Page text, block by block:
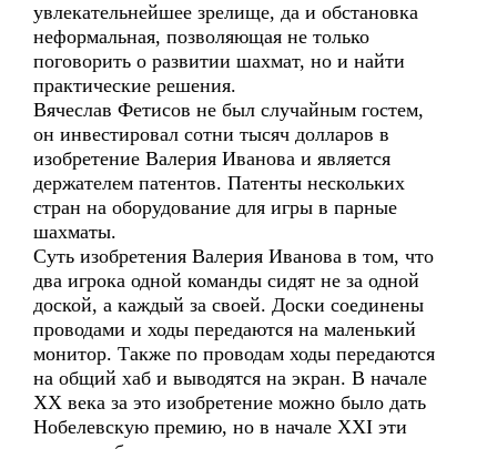
увлекательнейшее зрелище, да и обстановка
неформальная, позволяющая не только
поговорить о развитии шахмат, но и найти
практические решения.
Вячеслав Фетисов не был случайным гостем,
он инвестировал сотни тысяч долларов в
изобретение Валерия Иванова и является
держателем патентов. Патенты нескольких
стран на оборудование для игры в парные
шахматы.
Суть изобретения Валерия Иванова в том, что
два игрока одной команды сидят не за одной
доской, а каждый за своей. Доски соединены
проводами и ходы передаются на маленький
монитор. Также по проводам ходы передаются
на общий хаб и выводятся на экран. В начале
XX века за это изобретение можно было дать
Нобелевскую премию, но в начале XXI эти